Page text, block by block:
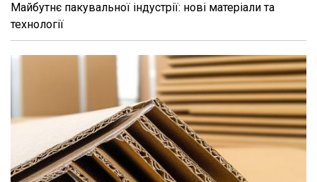
Майбутнє пакувальної індустрії: нові матеріали та
технології